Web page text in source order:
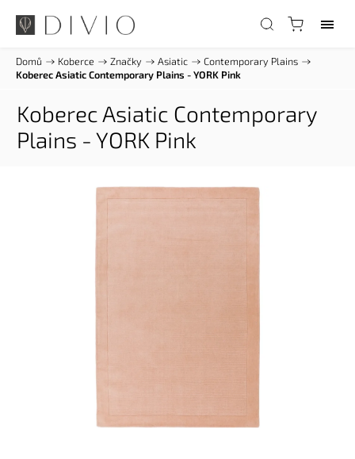
Domů / Koberce / Značky / Asiatic / Contemporary Plains /
Koberec Asiatic Contemporary Plains - YORK Pink
Koberec Asiatic Contemporary
Plains - YORK Pink